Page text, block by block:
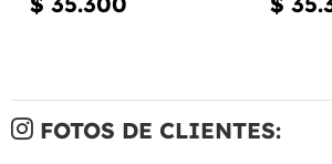
FOTOS DE CLIENTES: